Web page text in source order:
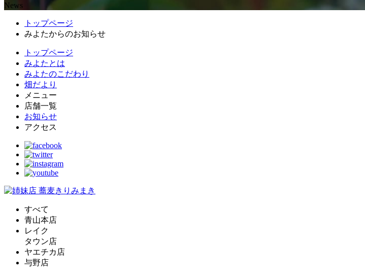
News
トップページ
みよたからのお知らせ
トップページ
みよたとは
みよたのこだわり
畑だより
メニュー
店舗一覧
お知らせ
アクセス
すべて
青山本店
レイク
タウン店
ヤエチカ店
与野店